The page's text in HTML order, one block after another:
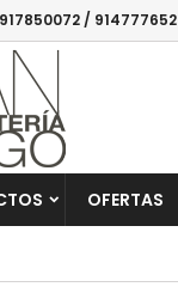
917850072 / 914777652
OFERTAS